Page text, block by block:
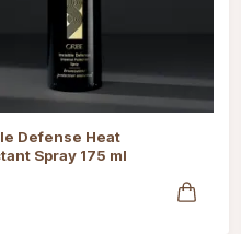
Defense Heat
Spray 175 ml